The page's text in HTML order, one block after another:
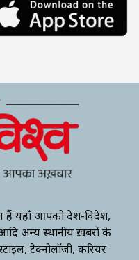
हैं यहाँ आपको देश-विदेश,
अन्य स्थानीय ख़बरों के
टेक्नोलॉजी, करियर